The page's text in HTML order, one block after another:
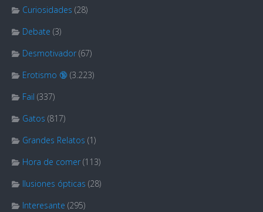
Curiosidades (28)
Debate (3)
Desmotivador (67)
Erotismo 🔞 (3.223)
Fail (337)
Gatos (817)
Grandes Relatos (1)
Hora de comer (113)
Ilusiones ópticas (28)
Interesante (295)